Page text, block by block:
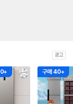
광고
구매 40+